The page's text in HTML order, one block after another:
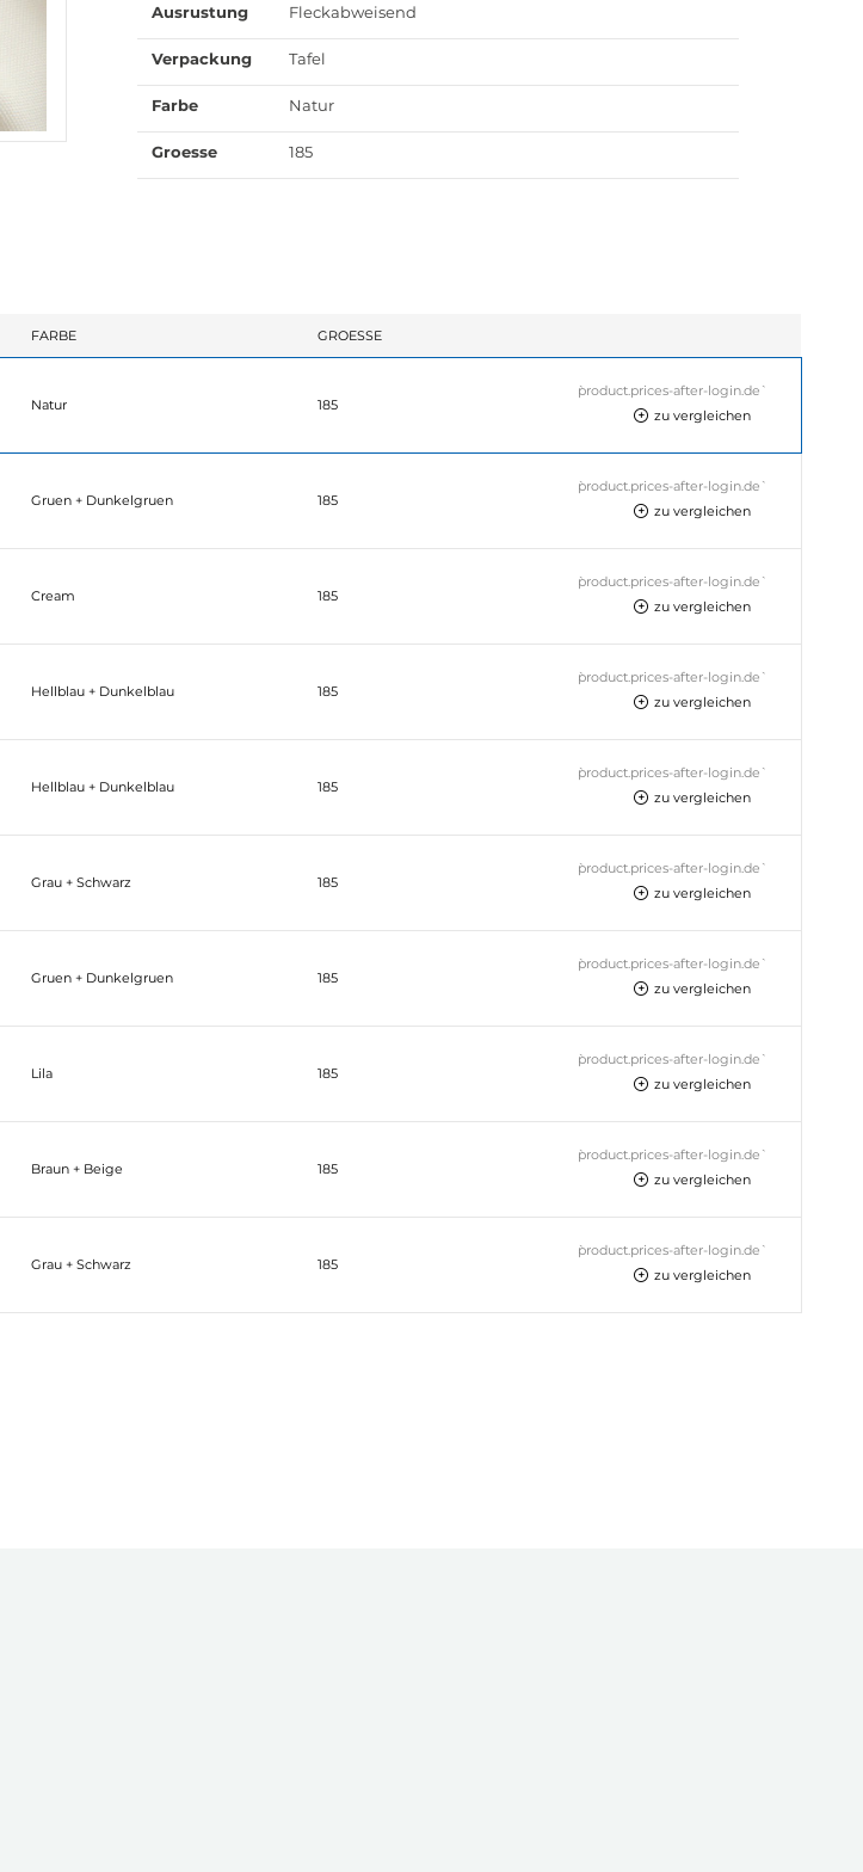
Ausrustung Fleckabweisend
Verpackung Tafel
Farbe Natur
Groesse 185
FARBE GROESSE
Natur 185
`product.prices-after-login.de`
zu vergleichen
Gruen + Dunkelgruen 185
`product.prices-after-login.de`
zu vergleichen
Cream 185
`product.prices-after-login.de`
zu vergleichen
Hellblau + Dunkelblau 185
`product.prices-after-login.de`
zu vergleichen
Hellblau + Dunkelblau 185
`product.prices-after-login.de`
zu vergleichen
Grau + Schwarz 185
`product.prices-after-login.de`
zu vergleichen
Gruen + Dunkelgruen 185
`product.prices-after-login.de`
zu vergleichen
Lila 185
`product.prices-after-login.de`
zu vergleichen
Braun + Beige 185
`product.prices-after-login.de`
zu vergleichen
Grau + Schwarz 185
`product.prices-after-login.de`
zu vergleichen